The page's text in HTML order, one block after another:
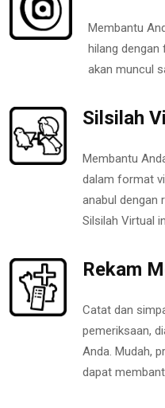
Membantu
hilang dengan
akan muncul
Silsilah
Membantu
dalam format
anabul dengan
Silsilah Virtual
Rekam
Catat dan
pemeriksaan,
Anda. Mudah,
dapat